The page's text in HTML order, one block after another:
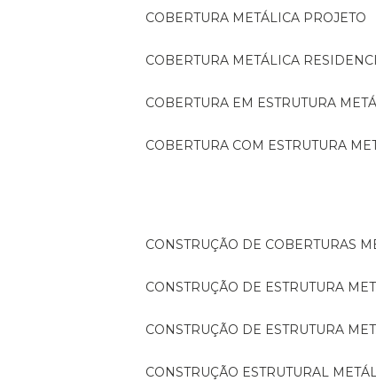
COBERTURA METÁLICA PROJETO
COBERTURA METÁLICA
COBERTURA EM ESTRUTURA
COBERTURA COM ESTRUTURA
CONSTRUÇÃO DE COBERTURAS
CONSTRUÇÃO DE ESTRUTURA
CONSTRUÇÃO DE ESTRUTURA
CONSTRUÇÃO ESTRUTURAL